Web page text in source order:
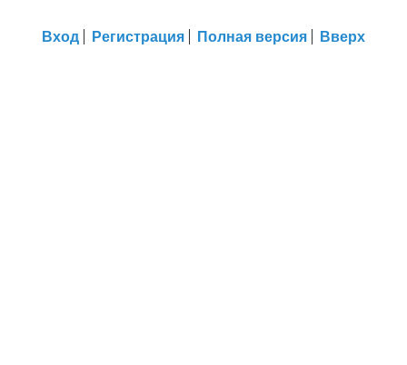
Вход Регистрация Полная версия Вверх